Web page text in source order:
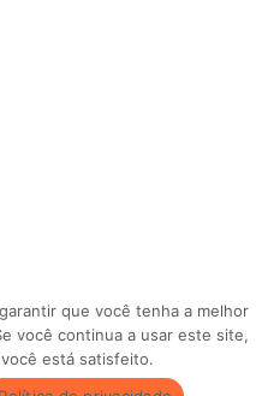
que você tenha a melhor
você continua a usar este site,
está satisfeito.